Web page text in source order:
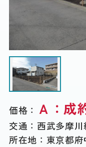
価格： Ａ：成
交通： 西武多摩
所在地： 東京都